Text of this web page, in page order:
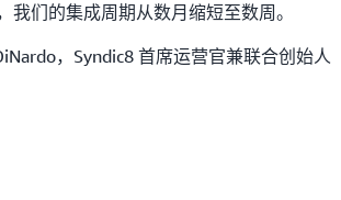
我们的集成周期从数月缩短至数周。
，Syndic8 首席运营官兼联合创始人